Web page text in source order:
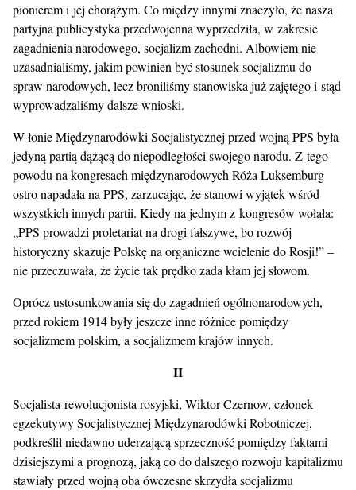
pionierem i jej chorążym. Co między innymi znaczyło, że nasza
partyjna publicystyka przedwojenna wyprzedziła, w zakresie
zagadnienia narodowego, socjalizm zachodni. Albowiem nie
uzasadnialiśmy, jakim powinien być stosunek socjalizmu do
spraw narodowych, lecz broniliśmy stanowiska już zajętego i stąd
wyprowadzaliśmy dalsze wnioski.
W łonie Międzynarodówki Socjalistycznej przed wojną PPS była
jedyną partią dążącą do niepodległości swojego narodu. Z tego
powodu na kongresach międzynarodowych Róża Luksemburg
ostro napadała na PPS, zarzucając, że stanowi wyjątek wśród
wszystkich innych partii. Kiedy na jednym z kongresów wołała:
„PPS prowadzi proletariat na drogi fałszywe, bo rozwój
historyczny skazuje Polskę na organiczne wcielenie do Rosji!” –
nie przeczuwała, że życie tak prędko zada kłam jej słowom.
Oprócz ustosunkowania się do zagadnień ogólnonarodowych,
przed rokiem 1914 były jeszcze inne różnice pomiędzy
socjalizmem polskim, a socjalizmem krajów innych.
II
Socjalista-rewolucjonista rosyjski, Wiktor Czernow, członek
egzekutywy Socjalistycznej Międzynarodówki Robotniczej,
podkreślił niedawno uderzającą sprzeczność pomiędzy faktami
dzisiejszymi a prognozą, jaką co do dalszego rozwoju kapitalizmu
stawiały przed wojną oba ówczesne skrzydła socjalizmu